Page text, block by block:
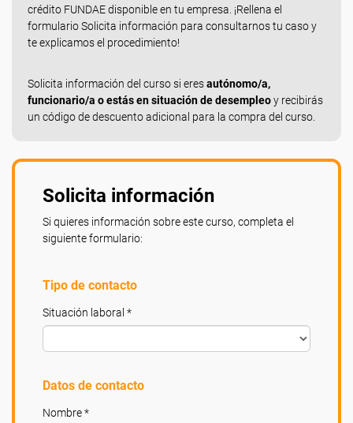
crédito FUNDAE disponible en tu empresa. ¡Rellena el
formulario Solicita información para consultarnos tu caso y
te explicamos el procedimiento!
Solicita información del curso si eresautónomo/a,
funcionario/a o estás en situación de desempleoy recibirás
un código de descuento adicional para la compra del curso.
Solicita información
Si quieres información sobre este curso, completa el
siguiente formulario:
Tipo de contacto
Situación laboral *
Datos de contacto
Nombre *